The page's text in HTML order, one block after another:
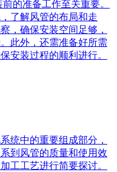
的准备工作至关重要。
了解风管的布局和走
，确保安装空间足够，
此外，还需准备好所需
安装过程的顺利进行。
统中的重要组成部分，
到风管的质量和使用效
工工艺进行简要探讨。